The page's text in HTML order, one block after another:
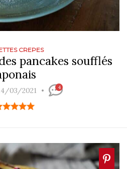
CREPES
pancakes soufflés
03/2021 4